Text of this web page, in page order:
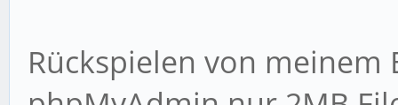
Rückspielen von